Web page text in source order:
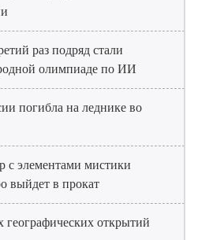
раз подряд стали
олимпиаде по ИИ
погибла на леднике во
с элементами мистики
выйдет в прокат
открытий